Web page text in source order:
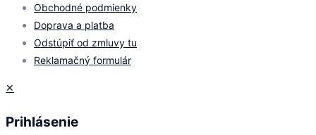
Obchodné podmienky
Doprava a platba
Odstúpiť od zmluvy tu
Reklamačný formulár
✕
Prihlásenie